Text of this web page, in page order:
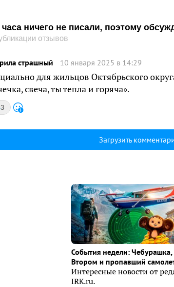
ничего не писали, поэтому
отзывов
страшный 10 января 2025 в 14:29
для жильцов Октябрьского
свеча, ты тепла и горяча».
3
Загрузить
События недели: Чебурашка,
Втором и пропавший
Интересные новости от
IRK.ru.